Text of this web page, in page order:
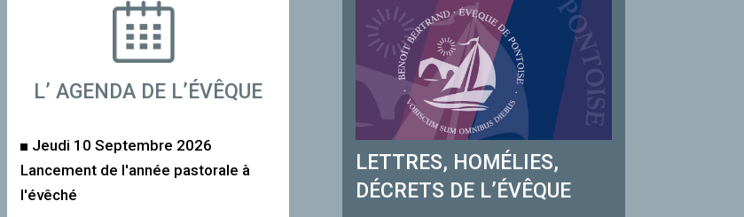
L’ AGENDA DE L’ÉVÊQUE
Jeudi 10 Septembre 2026
Lancement de l'année pastorale à
l'évêché
LETTRES, HOMÉLIES,
DÉCRETS DE L’ÉVÊQUE